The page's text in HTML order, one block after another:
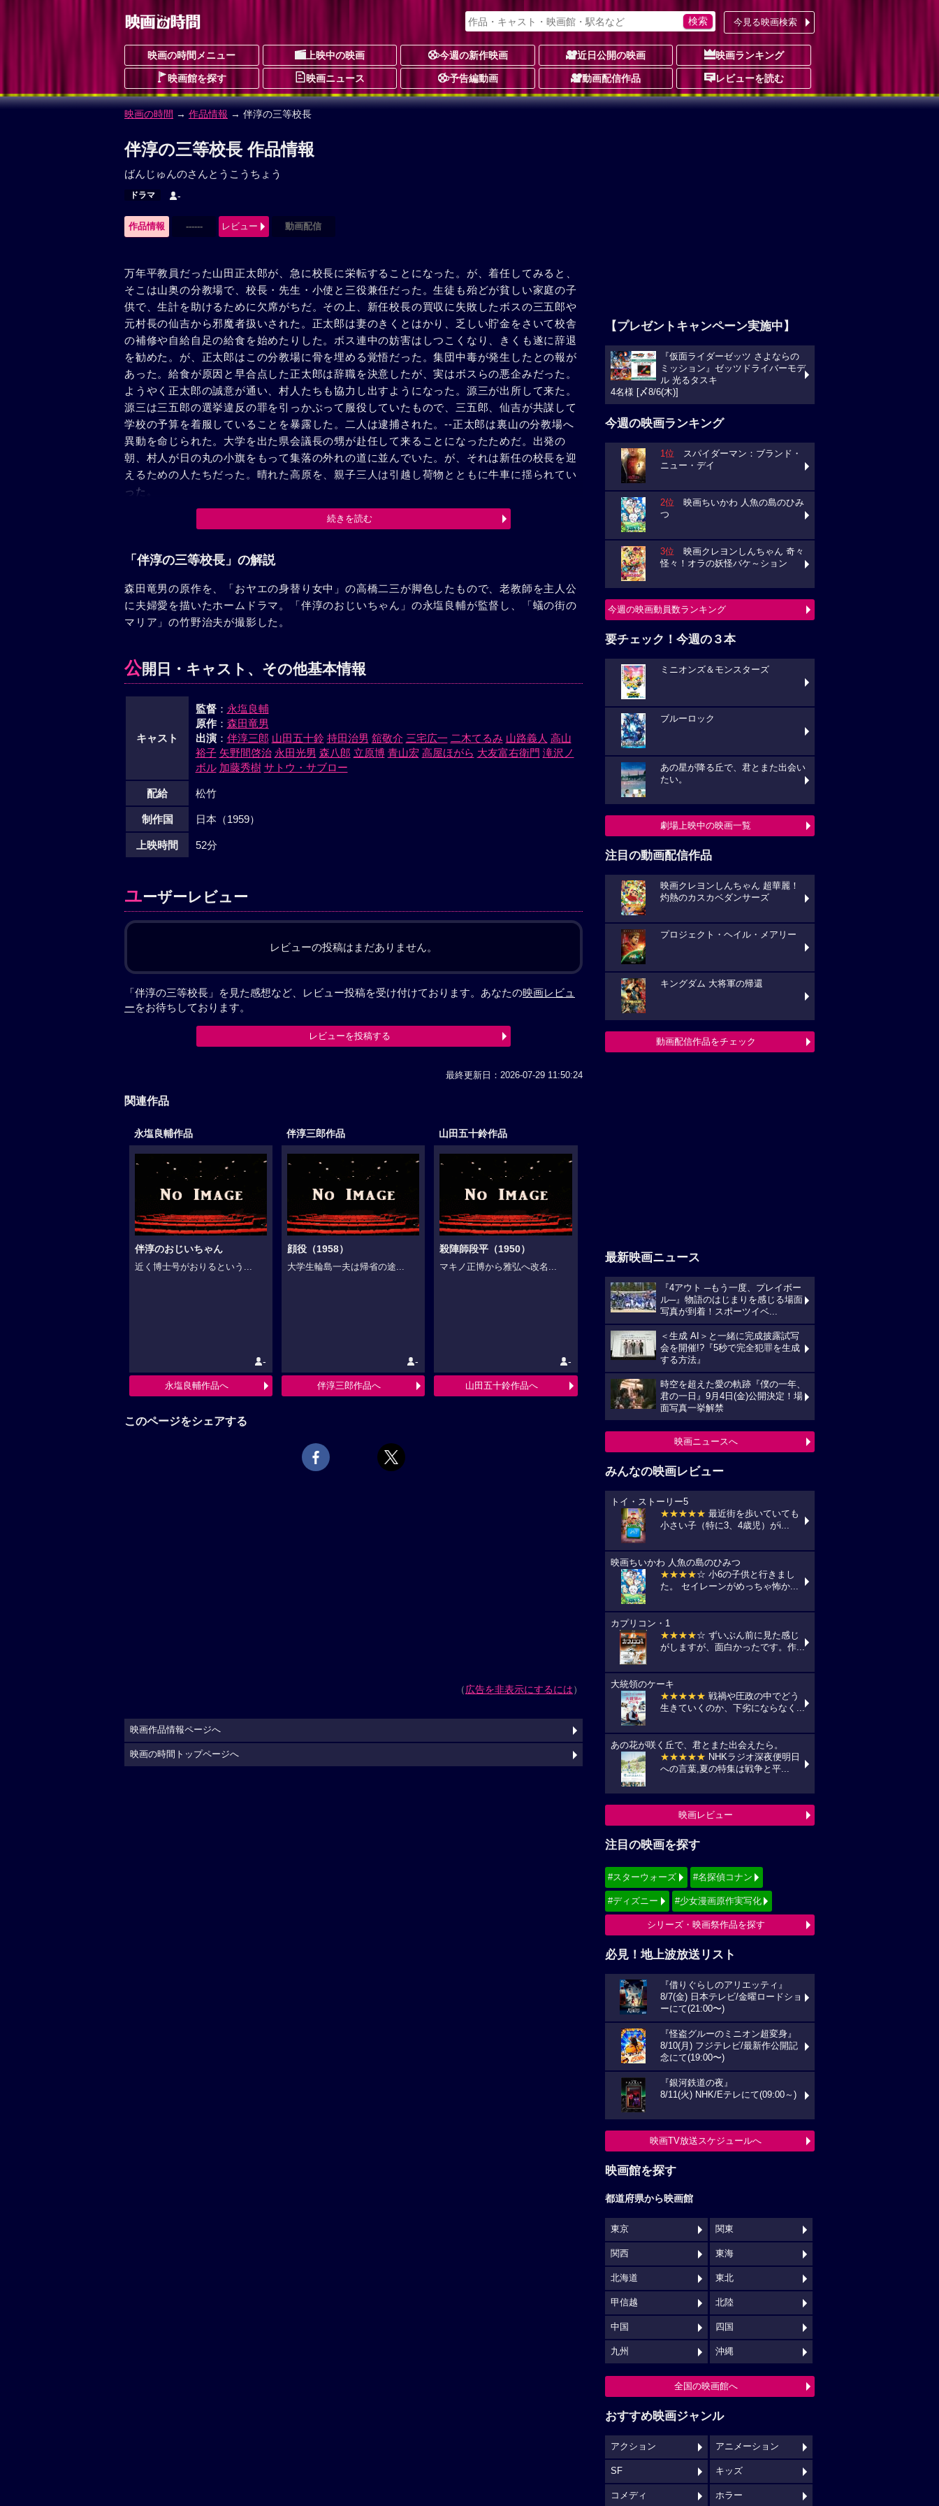
今見る映画検索
映画の時間メニュー 上映中の映画 今週の新作映画 近日公開の映画 映画ランキング
映画館を探す 映画ニュース 予告編動画 動画配信作品 レビューを読む
映画の時間 → 作品情報 → 伴淳の三等校長
伴淳の三等校長 作品情報
ばんじゅんのさんとうこうちょう
ドラマ -
作品情報 ------ レビュー 動画配信
万年平教員だった山田正太郎が、急に校長に栄転することになった。が、着任してみると、
そこは山奥の分教場で、校長・先生・小使と三役兼任だった。生徒も殆どが貧しい家庭の子
供で、生計を助けるために欠席がちだ。その上、新任校長の買収に失敗したボスの三五郎や
元村長の仙吉から邪魔者扱いされた。正太郎は妻のきくとはかり、乏しい貯金をさいて校舎
の補修や自給自足の給食を始めたりした。ボス連中の妨害はしつこくなり、きくも遂に辞退
を勧めた。が、正太郎はこの分教場に骨を埋める覚悟だった。集団中毒が発生したとの報が
あった。給食が原因と早合点した正太郎は辞職を決意したが、実はボスらの悪企みだった。
ようやく正太郎の誠意が通い、村人たちも協力し出すようになった。源三が出所して来た。
源三は三五郎の選挙違反の罪を引っかぶって服役していたもので、三五郎、仙吉が共謀して
学校の予算を着服していることを暴露した。二人は逮捕された。--正太郎は裏山の分教場へ
異動を命じられた。大学を出た県会議長の甥が赴任して来ることになったためだ。出発の
朝、村人が日の丸の小旗をもって集落の外れの道に並んでいた。が、それは新任の校長を迎
えるための人たちだった。晴れた高原を、親子三人は引越し荷物とともに牛車に揺られてい
った。
続きを読む
「伴淳の三等校長」の解説
森田竜男の原作を、「おヤエの身替り女中」の高橋二三が脚色したもので、老教師を主人公
に夫婦愛を描いたホームドラマ。「伴淳のおじいちゃん」の永塩良輔が監督し、「蟻の街の
マリア」の竹野治夫が撮影した。
公開日・キャスト、その他基本情報
キャスト
監督： 永塩良輔
原作： 森田竜男
出演： 伴淳三郎 山田五十鈴 持田治男 舘敬介 三宅広一 二木てるみ 山路義人 高山
裕子 矢野間啓治 永田光男 森八郎 立原博 青山宏 高屋ほがら 大友富右衛門 滝沢ノ
ボル 加藤秀樹 サトウ・サブロー
配給 松竹
制作国 日本（1959）
上映時間 52分
ユーザーレビュー
レビューの投稿はまだありません。
「伴淳の三等校長」を見た感想など、レビュー投稿を受け付けております。あなたの映画レビュ
ーをお待ちしております。
レビューを投稿する
最終更新日：2026-07-29 11:50:24
関連作品
永塩良輔作品
伴淳のおじいちゃん
近く博士号がおりるという...
-
永塩良輔作品へ
伴淳三郎作品
顔役（1958）
大学生輪島一夫は帰省の途...
-
伴淳三郎作品へ
山田五十鈴作品
殺陣師段平（1950）
マキノ正博から雅弘へ改名...
-
山田五十鈴作品へ
このページをシェアする
（広告を非表示にするには）
【プレゼントキャンペーン実施中】
『仮面ライダーゼッツ さよならの
ミッション』ゼッツドライバーモデ
ル 光るタスキ
4名様 [〆8/6(木)]
今週の映画ランキング
1位 スパイダーマン：ブランド・
ニュー・デイ
2位 映画ちいかわ 人魚の島のひみ
つ
3位 映画クレヨンしんちゃん 奇々
怪々！オラの妖怪バケ～ション
今週の映画動員数ランキング
要チェック！今週の３本
ミニオンズ＆モンスターズ
ブルーロック
あの星が降る丘で、君とまた出会い
たい。
劇場上映中の映画一覧
注目の動画配信作品
映画クレヨンしんちゃん 超華麗！
灼熱のカスカベダンサーズ
プロジェクト・ヘイル・メアリー
キングダム 大将軍の帰還
動画配信作品をチェック
最新映画ニュース
『4アウト ─もう一度、プレイボー
ル─』物語のはじまりを感じる場面
写真が到着！スポーツイベ...
＜生成 AI＞と一緒に完成披露試写
会を開催!?『5秒で完全犯罪を生成
する方法』
時空を超えた愛の軌跡『僕の一年、
君の一日』9月4日(金)公開決定！場
面写真一挙解禁
映画ニュースへ
みんなの映画レビュー
トイ・ストーリー5
★★★★★ 最近街を歩いていても
小さい子（特に3、4歳児）がi...
映画ちいかわ 人魚の島のひみつ
★★★★☆ 小6の子供と行きまし
た。 セイレーンがめっちゃ怖か...
カプリコン・1
★★★★☆ ずいぶん前に見た感じ
がしますが、面白かったです。作...
大統領のケーキ
★★★★★ 戦禍や圧政の中でどう
生きていくのか、下劣にならなく...
あの花が咲く丘で、君とまた出会えたら。
★★★★★ NHKラジオ深夜便明日
への言葉,夏の特集は戦争と平...
映画レビュー
注目の映画を探す
#スターウォーズ #名探偵コナン
#ディズニー #少女漫画原作実写化
シリーズ・映画祭作品を探す
必見！地上波放送リスト
『借りぐらしのアリエッティ』
8/7(金) 日本テレビ/金曜ロードショ
ーにて(21:00〜)
『怪盗グルーのミニオン超変身』
8/10(月) フジテレビ/最新作公開記
念にて(19:00〜)
『銀河鉄道の夜』
8/11(火) NHK/Eテレにて(09:00～)
映画TV放送スケジュールへ
映画館を探す
都道府県から映画館
東京 関東
関西 東海
北海道 東北
甲信越 北陸
中国 四国
九州 沖縄
全国の映画館へ
おすすめ映画ジャンル
アクション アニメーション
SF キッズ
コメディ ホラー
映画作品情報ページへ
映画の時間トップページへ